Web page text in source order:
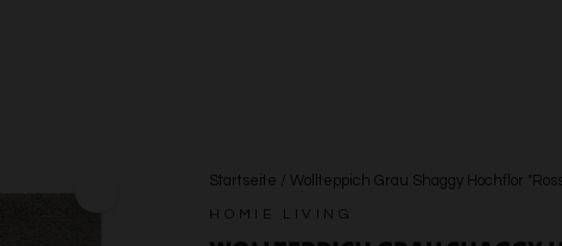
Startseite / Wollteppich Grau Shaggy Hochflor
HOMIE LIVING